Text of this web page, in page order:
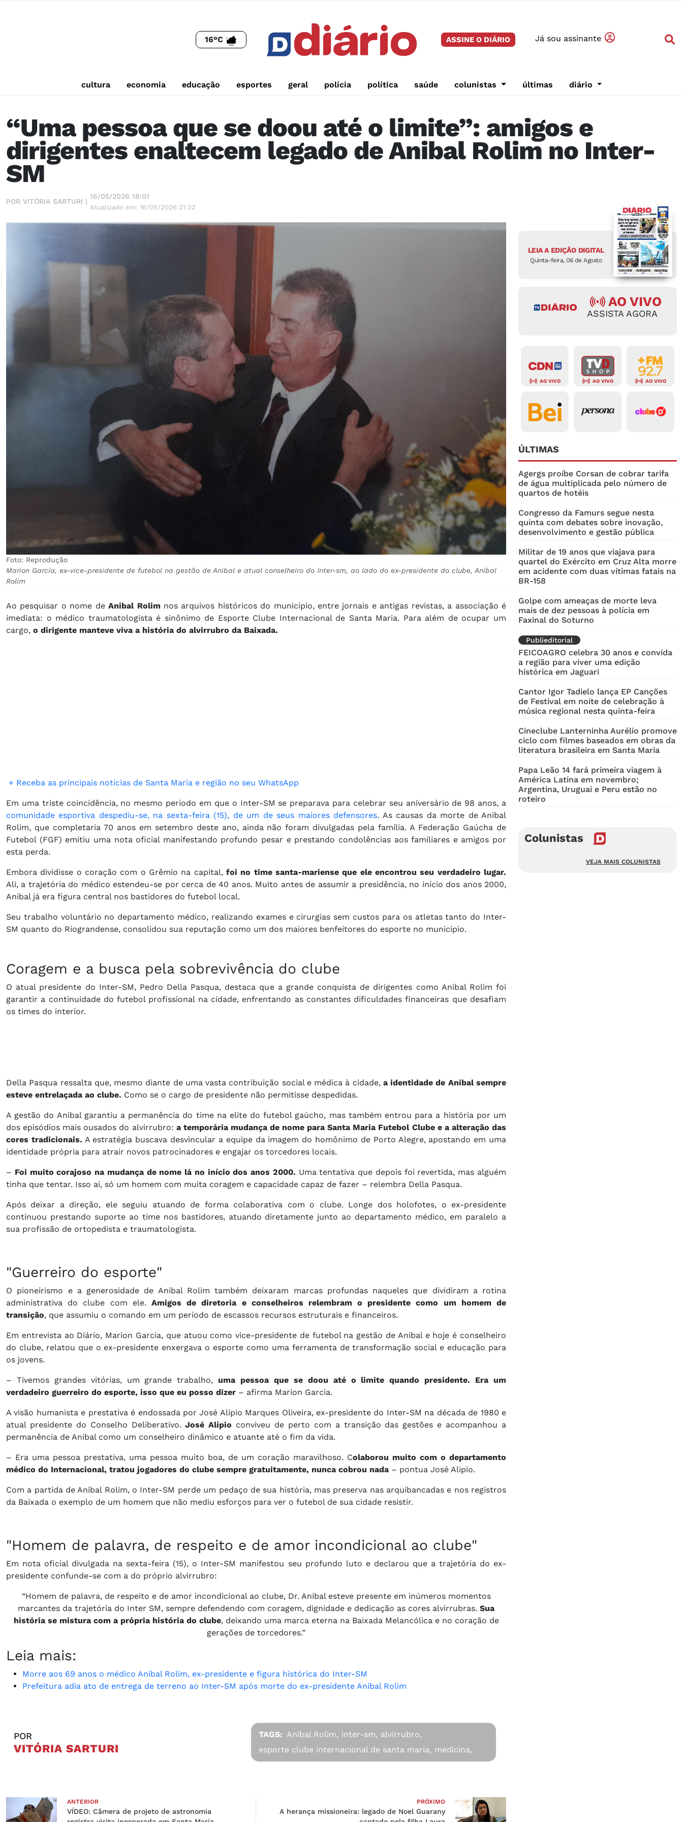
16°C ASSINE O DIÁRIO Já sou assinante
cultura economia educação esportes geral polícia política saúde colunistas últimas diário
“Uma pessoa que se doou até o limite”: amigos e
dirigentes enaltecem legado de Anibal Rolim no Inter-
SM
POR VITÓRIA SARTURI |
16/05/2026 18:01
Atualizado em: 16/05/2026 21:22
Foto: Reprodução
Marion Garcia, ex-vice-presidente de futebol na gestão de Anibal e atual conselheiro do Inter-sm, ao lado do ex-presidente do clube, Anibal
Rolim
Ao pesquisar o nome deAnibal Rolimnos arquivos históricos do município, entre jornais e antigas revistas, a associação é
imediata: o médico traumatologista é sinônimo de Esporte Clube Internacional de Santa Maria. Para além de ocupar um
cargo, o dirigente manteve viva a história do alvirrubro da Baixada.
+ Receba as principais notícias de Santa Maria e região no seu WhatsApp
Em uma triste coincidência, no mesmo período em que o Inter-SM se preparava para celebrar seu aniversário de 98 anos, a
comunidade esportiva despediu-se, na sexta-feira (15), de um de seus maiores defensores. As causas da morte de Anibal
Rolim, que completaria 70 anos em setembro deste ano, ainda não foram divulgadas pela família. A Federação Gaúcha de
Futebol (FGF) emitiu uma nota oficial manifestando profundo pesar e prestando condolências aos familiares e amigos por
esta perda.
Embora dividisse o coração com o Grêmio na capital, foi no time santa-mariense que ele encontrou seu verdadeiro lugar.
Ali, a trajetória do médico estendeu-se por cerca de 40 anos. Muito antes de assumir a presidência, no início dos anos 2000,
Anibal já era figura central nos bastidores do futebol local.
Seu trabalho voluntário no departamento médico, realizando exames e cirurgias sem custos para os atletas tanto do Inter-
SM quanto do Riograndense, consolidou sua reputação como um dos maiores benfeitores do esporte no município.
Coragem e a busca pela sobrevivência do clube
O atual presidente do Inter-SM, Pedro Della Pasqua, destaca que a grande conquista de dirigentes como Anibal Rolim foi
garantir a continuidade do futebol profissional na cidade, enfrentando as constantes dificuldades financeiras que desafiam
os times do interior.
Della Pasqua ressalta que, mesmo diante de uma vasta contribuição social e médica à cidade, a identidade de Anibal sempre
esteve entrelaçada ao clube. Como se o cargo de presidente não permitisse despedidas.
A gestão do Anibal garantiu a permanência do time na elite do futebol gaúcho, mas também entrou para a história por um
dos episódios mais ousados do alvirrubro: a temporária mudança de nome para Santa Maria Futebol Clube e a alteração das
cores tradicionais. A estratégia buscava desvincular a equipe da imagem do homônimo de Porto Alegre, apostando em uma
identidade própria para atrair novos patrocinadores e engajar os torcedores locais.
– Foi muito corajoso na mudança de nome lá no início dos anos 2000. Uma tentativa que depois foi revertida, mas alguém
tinha que tentar. Isso aí, só um homem com muita coragem e capacidade capaz de fazer – relembra Della Pasqua.
Após deixar a direção, ele seguiu atuando de forma colaborativa com o clube. Longe dos holofotes, o ex-presidente
continuou prestando suporte ao time nos bastidores, atuando diretamente junto ao departamento médico, em paralelo a
sua profissão de ortopedista e traumatologista.
"Guerreiro do esporte"
O pioneirismo e a generosidade de Anibal Rolim também deixaram marcas profundas naqueles que dividiram a rotina
administrativa do clube com ele. Amigos de diretoria e conselheiros relembram o presidente como um homem de
transição, que assumiu o comando em um período de escassos recursos estruturais e financeiros.
Em entrevista ao Diário, Marion Garcia, que atuou como vice-presidente de futebol na gestão de Anibal e hoje é conselheiro
do clube, relatou que o ex-presidente enxergava o esporte como uma ferramenta de transformação social e educação para
os jovens.
– Tivemos grandes vitórias, um grande trabalho, uma pessoa que se doou até o limite quando presidente. Era um
verdadeiro guerreiro do esporte, isso que eu posso dizer – afirma Marion Garcia.
A visão humanista e prestativa é endossada por José Alípio Marques Oliveira, ex-presidente do Inter-SM na década de 1980 e
atual presidente do Conselho Deliberativo.José Alípio conviveu de perto com a transição das gestões e acompanhou a
permanência de Anibal como um conselheiro dinâmico e atuante até o fim da vida.
– Era uma pessoa prestativa, uma pessoa muito boa, de um coração maravilhoso. Colaborou muito com o departamento
médico do Internacional, tratou jogadores do clube sempre gratuitamente, nunca cobrou nada – pontua José Alípio.
Com a partida de Anibal Rolim, o Inter-SM perde um pedaço de sua história, mas preserva nas arquibancadas e nos registros
da Baixada o exemplo de um homem que não mediu esforços para ver o futebol de sua cidade resistir.
"Homem de palavra, de respeito e de amor incondicional ao clube"
Em nota oficial divulgada na sexta-feira (15), o Inter-SM manifestou seu profundo luto e declarou que a trajetória do ex-
presidente confunde-se com a do próprio alvirrubro:
“Homem de palavra, de respeito e de amor incondicional ao clube, Dr. Anibal esteve presente em inúmeros momentos
marcantes da trajetória do Inter SM, sempre defendendo com coragem, dignidade e dedicação as cores alvirrubras. Sua
história se mistura com a própria história do clube, deixando uma marca eterna na Baixada Melancólica e no coração de
gerações de torcedores.”
Leia mais:
Morre aos 69 anos o médico Anibal Rolim, ex-presidente e figura histórica do Inter-SM
Prefeitura adia ato de entrega de terreno ao Inter-SM após morte do ex-presidente Anibal Rolim
POR
VITÓRIA SARTURI
TAGS: Anibal Rolim, inter-sm, alvirrubro,
esporte clube internacional de santa maria, medicina,
ANTERIOR
VÍDEO: Câmera de projeto de astronomia
PRÓXIMO
A herança missioneira: legado de Noel Guarany
LEIA A EDIÇÃO DIGITAL
Quinta-feira, 06 de Agosto
AO VIVO
ASSISTA AGORA
AO VIVO AO VIVO AO VIVO
ÚLTIMAS
Agergs proíbe Corsan de cobrar tarifa
de água multiplicada pelo número de
quartos de hotéis
Congresso da Famurs segue nesta
quinta com debates sobre inovação,
desenvolvimento e gestão pública
Militar de 19 anos que viajava para
quartel do Exército em Cruz Alta morre
em acidente com duas vítimas fatais na
BR-158
Golpe com ameaças de morte leva
mais de dez pessoas à polícia em
Faxinal do Soturno
Publieditorial
FEICOAGRO celebra 30 anos e convida
a região para viver uma edição
histórica em Jaguari
Cantor Igor Tadielo lança EP Canções
de Festival em noite de celebração à
música regional nesta quinta-feira
Cineclube Lanterninha Aurélio promove
ciclo com filmes baseados em obras da
literatura brasileira em Santa Maria
Papa Leão 14 fará primeira viagem à
América Latina em novembro;
Argentina, Uruguai e Peru estão no
roteiro
Colunistas
VEJA MAIS COLUNISTAS